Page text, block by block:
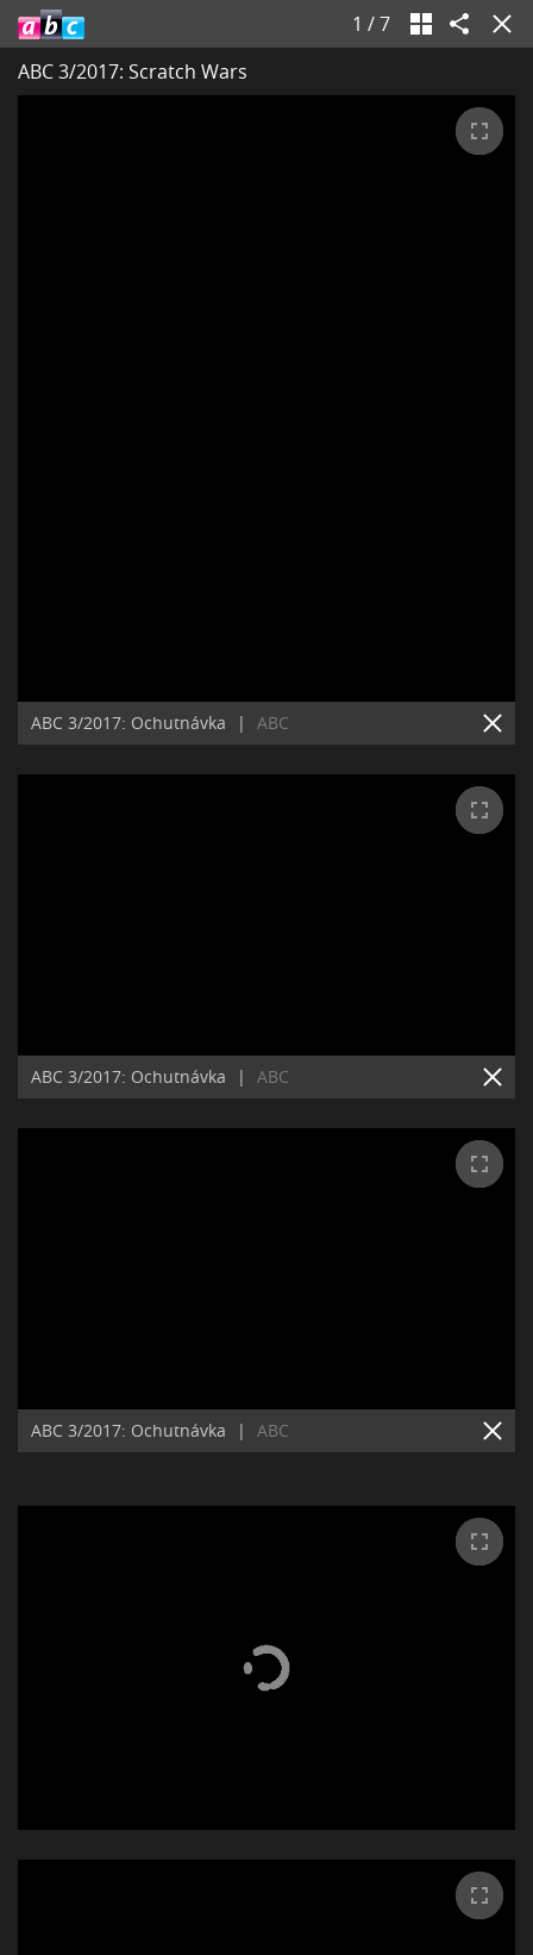
1 /7
ABC 3/2017: Scratch Wars
ABC 3/2017: Ochutnávka | ABC
ABC 3/2017: Ochutnávka | ABC
ABC 3/2017: Ochutnávka | ABC